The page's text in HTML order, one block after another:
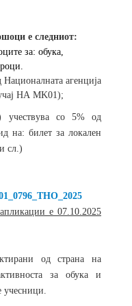
е следниот:
за: обука,
агенција
НА MK01);
учествува со 5% од
на: билет за локален
сл.)
е 07.10.2025
од страна на
за обука и
учесници.